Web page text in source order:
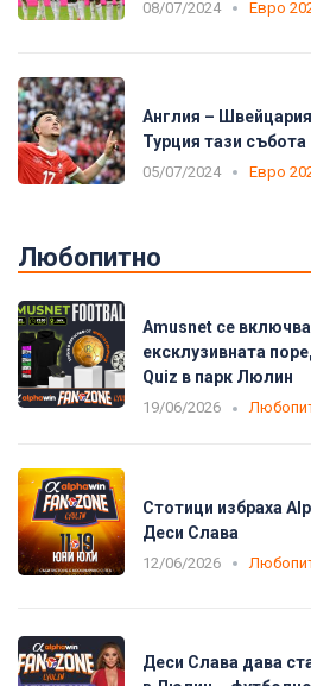
08/07/2024 Евро
Англия –
Турция тази събота
05/07/2024 Евро
Любопитно
Amusnet се
ексклузивната
Quiz в парк Люлин
19/06/2026
Стотици избраха
Деси Слава
12/06/2026
Деси Слава дава